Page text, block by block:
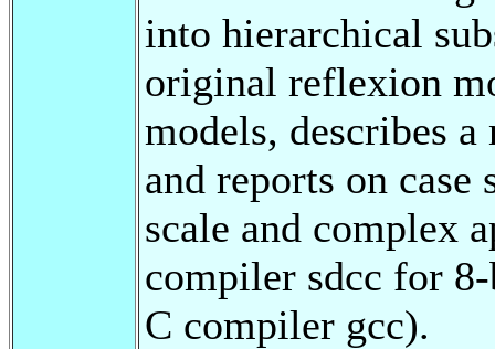
into hierarchical
original reflexion
models, describes
and reports on
scale and complex
compiler sdcc for
C compiler gcc).